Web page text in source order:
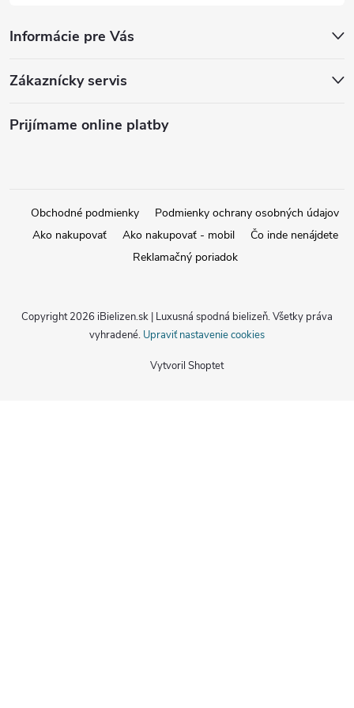
Informácie pre Vás
Zákaznícky servis
Prijímame online platby
Obchodné podmienky
Podmienky ochrany osobných údajov
Ako nakupovať
Ako nakupovať - mobil
Čo inde nenájdete
Reklamačný poriadok
Vytvoril Shoptet
Copyright 2026 iBielizen.sk | Luxusná spodná bielizeň. Všetky práva
vyhradené. Upraviť nastavenie cookies